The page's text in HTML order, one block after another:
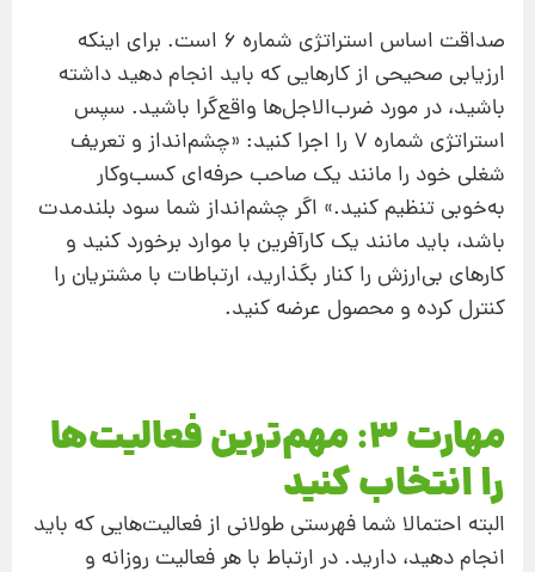
صداقت اساس استراتژی شماره 6 است. برای اینکه
ارزیابی صحیحی از کارهایی که باید انجام دهید داشته
باشید، در مورد ضرب‌الاجل‌ها واقع‌گرا باشید. سپس
استراتژی شماره 7 را اجرا کنید: «چشم‌انداز و تعریف
شغلی خود را مانند یک صاحب حرفه‌ای کسب‌و‌کار
به‌خوبی تنظیم کنید.» اگر چشم‌انداز شما سود بلندمدت
باشد، باید مانند یک کارآفرین با موارد برخورد کنید و
کارهای بی‌ارزش را کنار بگذارید، ارتباطات با مشتریان را
کنترل کرده و محصول عرضه کنید.
مهارت 3: مهم‌ترین فعالیت‌ها
را انتخاب کنید
البته احتمالا شما فهرستی طولانی از فعالیت‌هایی که باید
انجام دهید، دارید. در ارتباط با هر فعالیت روزانه و